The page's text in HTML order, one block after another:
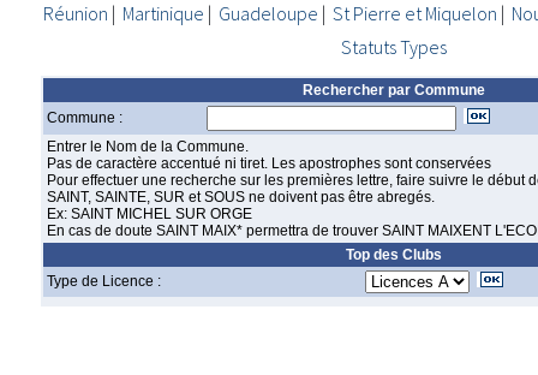
Réunion | Martinique | Guadeloupe | St Pierre et Miquelon |
Statuts Types
Rechercher par Commune
Commune :
Entrer le Nom de la Commune.
Pas de caractère accentué ni tiret. Les apostrophes sont conservées
Pour effectuer une recherche sur les premières lettre, faire suivre le début
SAINT, SAINTE, SUR et SOUS ne doivent pas être abregés.
Ex: SAINT MICHEL SUR ORGE
En cas de doute SAINT MAIX* permettra de trouver SAINT MAIXENT
Top des Clubs
Type de Licence :